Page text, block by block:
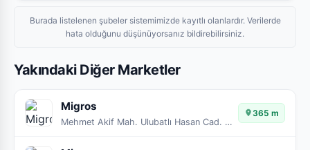
Burada listelenen şubeler sistemimizde kayıtlı olanlardır. Verilerde
hata olduğunu düşünüyorsanız bildirebilirsiniz.
Yakındaki Diğer Marketler
Migros
Mehmet Akif Mah. Ulubatlı Hasan Cad. No:28
365 m